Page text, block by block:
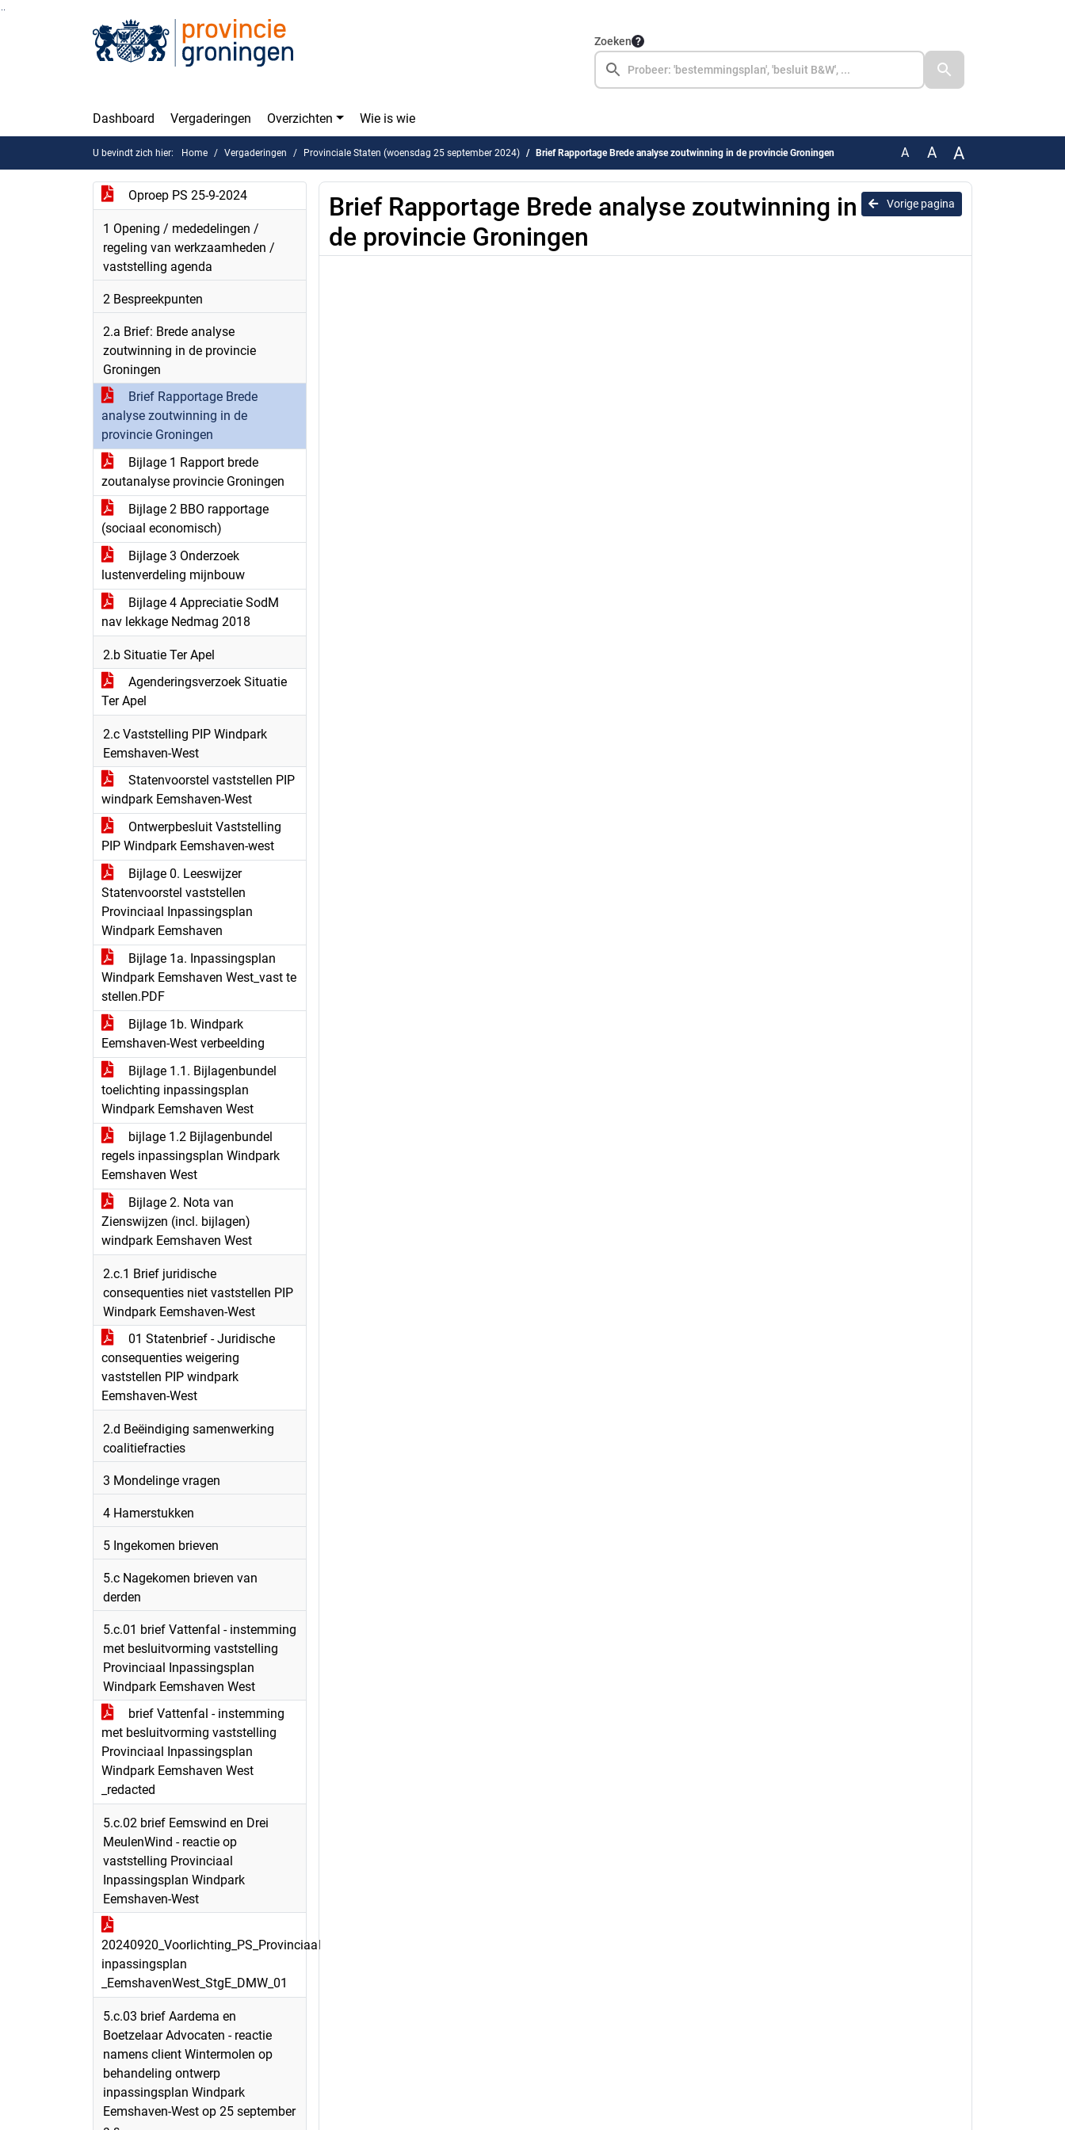
Ga naar de inhoud van deze pagina
Zoeken
Dashboard Vergaderingen Overzichten Wie is wie
U bevindt zich hier: Home Vergaderingen Provinciale Staten (woensdag 25 september 2024) Brief Rapportage Brede analyse zoutwinning in de provincie Groningen A A A
Oproep PS 25-9-2024
1 Opening / mededelingen /
regeling van werkzaamheden /
vaststelling agenda
2 Bespreekpunten
2.a Brief: Brede analyse
zoutwinning in de provincie
Groningen
Brief Rapportage Brede
analyse zoutwinning in de
provincie Groningen
Bijlage 1 Rapport brede
zoutanalyse provincie Groningen
Bijlage 2 BBO rapportage
(sociaal economisch)
Bijlage 3 Onderzoek
lustenverdeling mijnbouw
Bijlage 4 Appreciatie SodM
nav lekkage Nedmag 2018
2.b Situatie Ter Apel
Agenderingsverzoek Situatie
Ter Apel
2.c Vaststelling PIP Windpark
Eemshaven-West
Statenvoorstel vaststellen PIP
windpark Eemshaven-West
Ontwerpbesluit Vaststelling
PIP Windpark Eemshaven-west
Bijlage 0. Leeswijzer
Statenvoorstel vaststellen
Provinciaal Inpassingsplan
Windpark Eemshaven
Bijlage 1a. Inpassingsplan
Windpark Eemshaven West_vast te
stellen.PDF
Bijlage 1b. Windpark
Eemshaven-West verbeelding
Bijlage 1.1. Bijlagenbundel
toelichting inpassingsplan
Windpark Eemshaven West
bijlage 1.2 Bijlagenbundel
regels inpassingsplan Windpark
Eemshaven West
Bijlage 2. Nota van
Zienswijzen (incl. bijlagen)
windpark Eemshaven West
2.c.1 Brief juridische
consequenties niet vaststellen PIP
Windpark Eemshaven-West
01 Statenbrief - Juridische
consequenties weigering
vaststellen PIP windpark
Eemshaven-West
2.d Beëindiging samenwerking
coalitiefracties
3 Mondelinge vragen
4 Hamerstukken
5 Ingekomen brieven
5.c Nagekomen brieven van
derden
5.c.01 brief Vattenfal - instemming
met besluitvorming vaststelling
Provinciaal Inpassingsplan
Windpark Eemshaven West
brief Vattenfal - instemming
met besluitvorming vaststelling
Provinciaal Inpassingsplan
Windpark Eemshaven West
_redacted
5.c.02 brief Eemswind en Drei
MeulenWind - reactie op
vaststelling Provinciaal
Inpassingsplan Windpark
Eemshaven-West
20240920_Voorlichting_PS_Provinciaal
inpassingsplan
_EemshavenWest_StgE_DMW_01
5.c.03 brief Aardema en
Boetzelaar Advocaten - reactie
namens client Wintermolen op
behandeling ontwerp
inpassingsplan Windpark
Eemshaven-West op 25 september
Vorige pagina
Brief Rapportage Brede analyse zoutwinning in
de provincie Groningen